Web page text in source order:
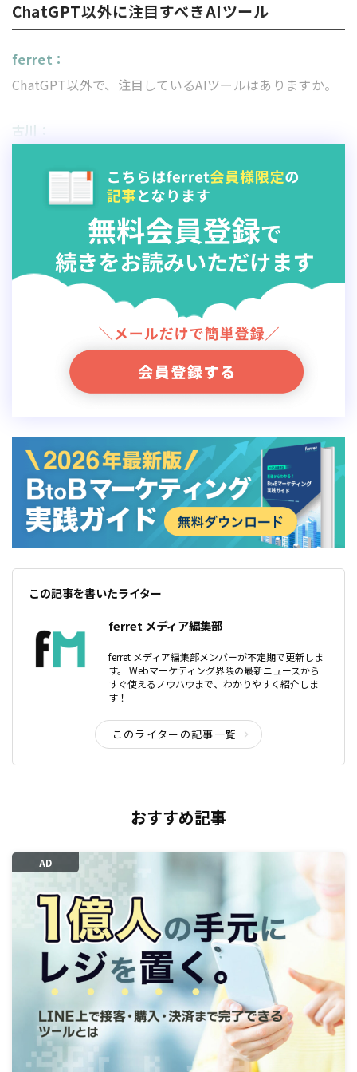
ChatGPT以外に注目すべきAIツール
ferret：
ChatGPT以外で、注目しているAIツールはありますか。
古川：
GAFAM（
Google、Amazon、Facebook、Apple、
Microsoft）に代表されるプラットフォーマーのサービス
を知っておくの
この記事を書いたライター
ferret メディア編集部
ferret メディア編集部メンバーが不定期で更新しま
す。 Webマーケティング界隈の最新ニュースから
すぐ使えるノウハウまで、わかりやすく紹介しま
す！
このライターの記事一覧
おすすめ記事
AD